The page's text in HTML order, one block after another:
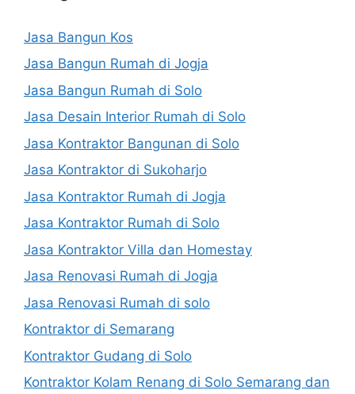
Jasa Bangun Kos
Jasa Bangun Rumah di Jogja
Jasa Bangun Rumah di Solo
Jasa Desain Interior Rumah di Solo
Jasa Kontraktor Bangunan di Solo
Jasa Kontraktor di Sukoharjo
Jasa Kontraktor Rumah di Jogja
Jasa Kontraktor Rumah di Solo
Jasa Kontraktor Villa dan Homestay
Jasa Renovasi Rumah di Jogja
Jasa Renovasi Rumah di solo
Kontraktor di Semarang
Kontraktor Gudang di Solo
Kontraktor Kolam Renang di Solo Semarang dan